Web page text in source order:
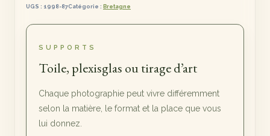
UGS : 1998-87Catégorie : Bretagne
SUPPORTS
Toile, plexisglas ou tirage d’art
Chaque photographie peut vivre différemment
selon la matière, le format et la place que vous
lui donnez.